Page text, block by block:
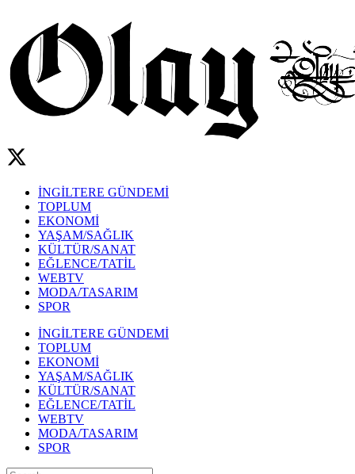
İNGİLTERE GÜNDEMİ
TOPLUM
EKONOMİ
YAŞAM/SAĞLIK
KÜLTÜR/SANAT
EĞLENCE/TATİL
WEBTV
MODA/TASARIM
SPOR
İNGİLTERE GÜNDEMİ
TOPLUM
EKONOMİ
YAŞAM/SAĞLIK
KÜLTÜR/SANAT
EĞLENCE/TATİL
WEBTV
MODA/TASARIM
SPOR